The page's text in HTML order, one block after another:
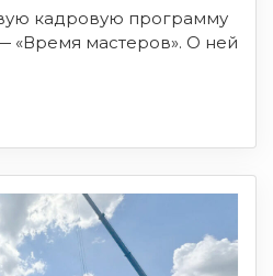
кадровую программу
«Время мастеров». О ней